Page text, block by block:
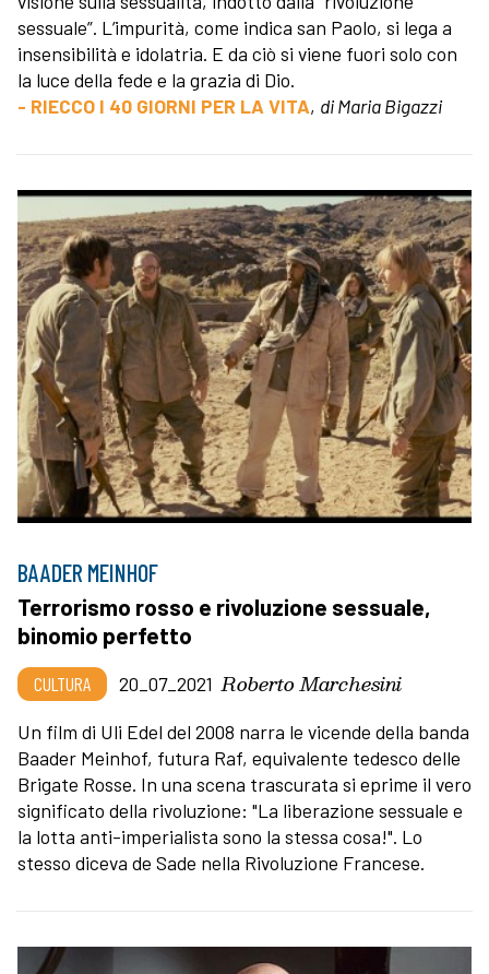
sessuale”. L’impurità, come indica san Paolo, si lega a
insensibilità e idolatria. E da ciò si viene fuori solo con
la luce della fede e la grazia di Dio.
- RIECCO I 40 GIORNI PER LA VITA, di Maria Bigazzi
BAADER MEINHOF
Terrorismo rosso e rivoluzione sessuale,
binomio perfetto
CULTURA 20_07_2021 Roberto Marchesini
Un film di Uli Edel del 2008 narra le vicende della banda
Baader Meinhof, futura Raf, equivalente tedesco delle
Brigate Rosse. In una scena trascurata si eprime il vero
significato della rivoluzione: "La liberazione sessuale e
la lotta anti-imperialista sono la stessa cosa!". Lo
stesso diceva de Sade nella Rivoluzione Francese.